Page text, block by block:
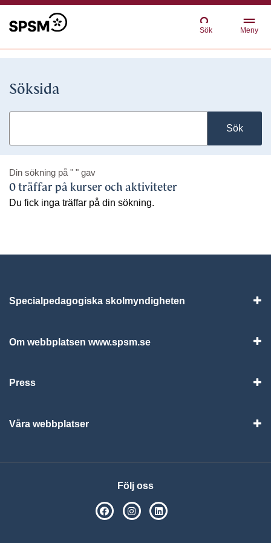
Sök Meny
Söksida
Sök
Din sökning på " " gav
0 träffar på kurser och aktiviteter
Du fick inga träffar på din sökning.
Specialpedagogiska skolmyndigheten
Om webbplatsen www.spsm.se
Press
Våra webbplatser
Följ oss
SPSM på Facebook
SPSM på Instagram